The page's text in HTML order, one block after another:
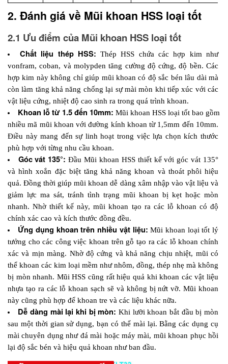
2. Đánh giá về Mũi khoan HSS loại tốt
2.1 Ưu điểm của Mũi khoan HSS loại tốt
Chất liệu thép HSS: Thép HSS chứa các hợp kim như
vonfram, coban, và molypden tăng cường độ cứng, độ bền. Các
hợp kim này không chỉ giúp mũi khoan có độ sắc bén lâu dài mà
còn làm tăng khả năng chống lại sự mài mòn khi tiếp xúc với các
vật liệu cứng, nhiệt độ cao sinh ra trong quá trình khoan.
Khoan lỗ từ 1.5 đến 10mm: Mũi khoan HSS loại tốt bao gồm
nhiều mã mũi khoan với đường kính khoan từ 1,5mm đến 10mm.
Điều này mang đến sự linh hoạt trong việc lựa chọn kích thước
phù hợp với từng nhu cầu khoan.
Góc vát 135°: Đầu Mũi khoan HSS thiết kế với góc vát 135°
và hình xoắn đặc biệt tăng khả năng khoan và thoát phôi hiệu
quả. Đồng thời giúp mũi khoan dễ dàng xâm nhập vào vật liệu và
giảm lực ma sát, tránh tình trạng mũi khoan bị kẹt hoặc mòn
nhanh. Nhờ thiết kế này, mũi khoan tạo ra các lỗ khoan có độ
chính xác cao và kích thước đồng đều.
Ứng dụng khoan trên nhiều vật liệu: Mũi khoan loại tốt lý
tưởng cho các công việc khoan trên gỗ tạo ra các lỗ khoan chính
xác và mịn màng. Nhờ độ cứng và khả năng chịu nhiệt, mũi có
thể khoan các kim loại mềm như nhôm, đồng, thép nhẹ mà không
bị mòn nhanh. Mũi HSS cũng rất hiệu quả khi khoan các vật liệu
nhựa tạo ra các lỗ khoan sạch sẽ và không bị nứt vỡ. Mũi khoan
này cũng phù hợp để khoan tre và các liệu khác nữa.
Dễ dàng mài lại khi bị mòn: Khi lưỡi khoan bắt đầu bị mòn
sau một thời gian sử dụng, bạn có thể mài lại. Bằng các dụng cụ
mài chuyên dụng như đá mài hoặc máy mài, mũi khoan phục hồi
lại độ sắc bén và hiệu quả khoan như ban đầu.